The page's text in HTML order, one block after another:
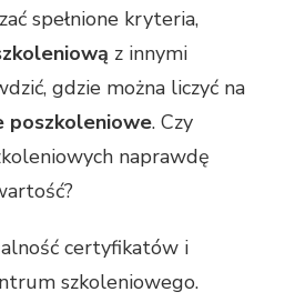
spełnione kryteria,
z innymi
gdzie można liczyć na
poszkoleniowe. Czy
naprawdę
certyfikatów i
szkoleniowego.